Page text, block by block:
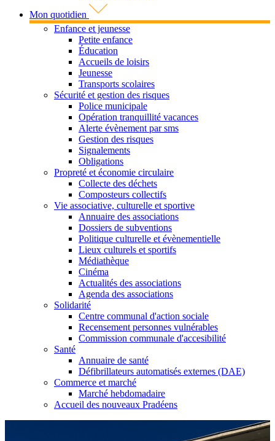
Mon quotidien
Enfance et jeunesse
Petite enfance
Éducation
Accueils de loisirs
Jeunesse
Transports scolaires
Sécurité et gestion des risques
Police municipale
Opération tranquillité vacances
Alerte évènement par sms
Gestion des risques
Signalements
Obligations
Propreté et économie circulaire
Collecte des déchets
Composteurs collectifs
Vie associative, culturelle et sportive
Annuaire des associations
Dossiers de subventions
Politique culturelle et évènementielle
Lieux culturels et sportifs
Médiathèque
Cinéma
Actualités des associations
Agenda des associations
Solidarité
Centre communal d'action sociale
Recensement personnes vulnérables
Commission communale d'accesibilité
Santé
Annuaire de santé
Défibrillateurs automatisés externes (DAE)
Commerce et marché
Marché hebdomadaire
Accueil des nouveaux Pradéens